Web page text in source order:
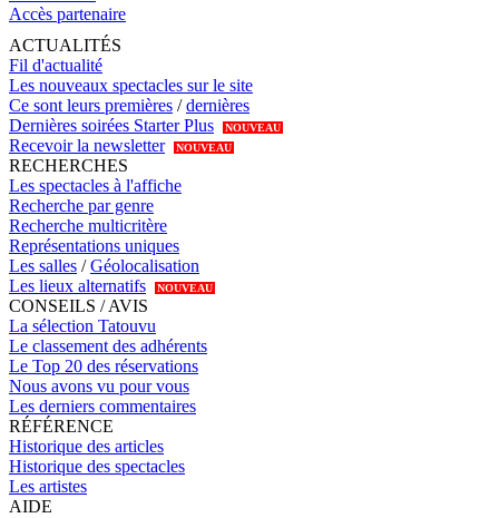
Accès partenaire
ACTUALITÉS
Fil d'actualité
Les nouveaux spectacles sur le site
Ce sont leurs premières /dernières
Dernières soirées Starter Plus
NOUVEAU
Recevoir la newsletter NOUVEAU
RECHERCHES
Les spectacles à l'affiche
Recherche par genre
Recherche multicritère
Représentations uniques
Les salles /Géolocalisation
Les lieux alternatifs
NOUVEAU
CONSEILS / AVIS
La sélection Tatouvu
Le classement des adhérents
Le Top 20 des réservations
Nous avons vu pour vous
Les derniers commentaires
RÉFÉRENCE
Historique des articles
Historique des spectacles
Les artistes
AIDE